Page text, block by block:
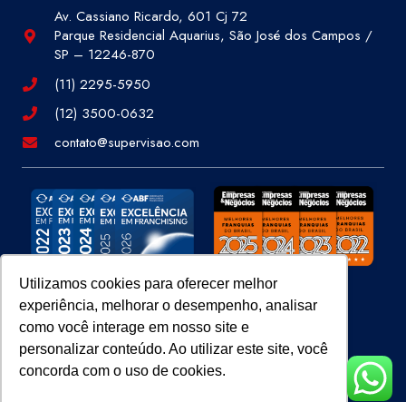
Utilizamos cookies para oferecer melhor
experiência, melhorar o desempenho, analisar
como você interage em nosso site e
personalizar conteúdo. Ao utilizar este site, você
concorda com o uso de cookies.
Av. Cassiano Ricardo, 601 Cj 72
Parque Residencial Aquarius, São José dos Campos /
SP – 12246-870
(11) 2295-5950
(12) 3500-0632
contato@supervisao.com
Site 100% Seguro